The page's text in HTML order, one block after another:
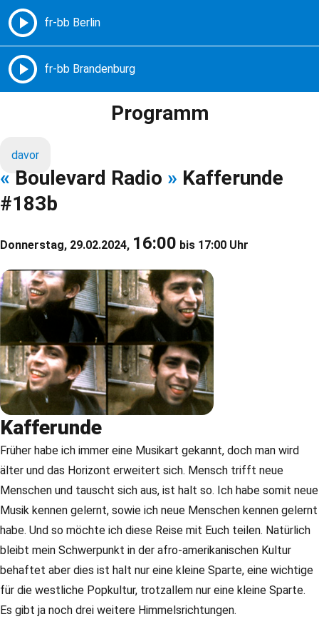
Freie Radios – Berlin Brandenburg
Programm
davor
« Boulevard Radio » Kafferunde
#183b
Donnerstag, 29.02.2024, 16:00 bis 17:00 Uhr
Kafferunde
Früher habe ich immer eine Musikart gekannt, doch man wird
älter und das Horizont erweitert sich. Mensch trifft neue
Menschen und tauscht sich aus, ist halt so. Ich habe somit neue
Musik kennen gelernt, sowie ich neue Menschen kennen gelernt
habe. Und so möchte ich diese Reise mit Euch teilen. Natürlich
bleibt mein Schwerpunkt in der afro-amerikanischen Kultur
behaftet aber dies ist halt nur eine kleine Sparte, eine wichtige
für die westliche Popkultur, trotzallem nur eine kleine Sparte.
Es gibt ja noch drei weitere Himmelsrichtungen.